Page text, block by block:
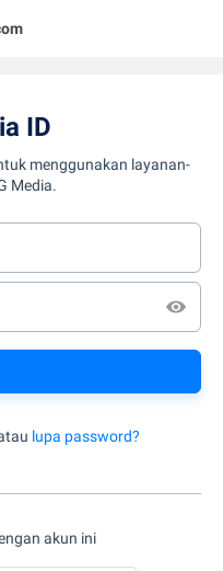
ID
menggunakan layanan-
Media.
lupa password?
akun ini